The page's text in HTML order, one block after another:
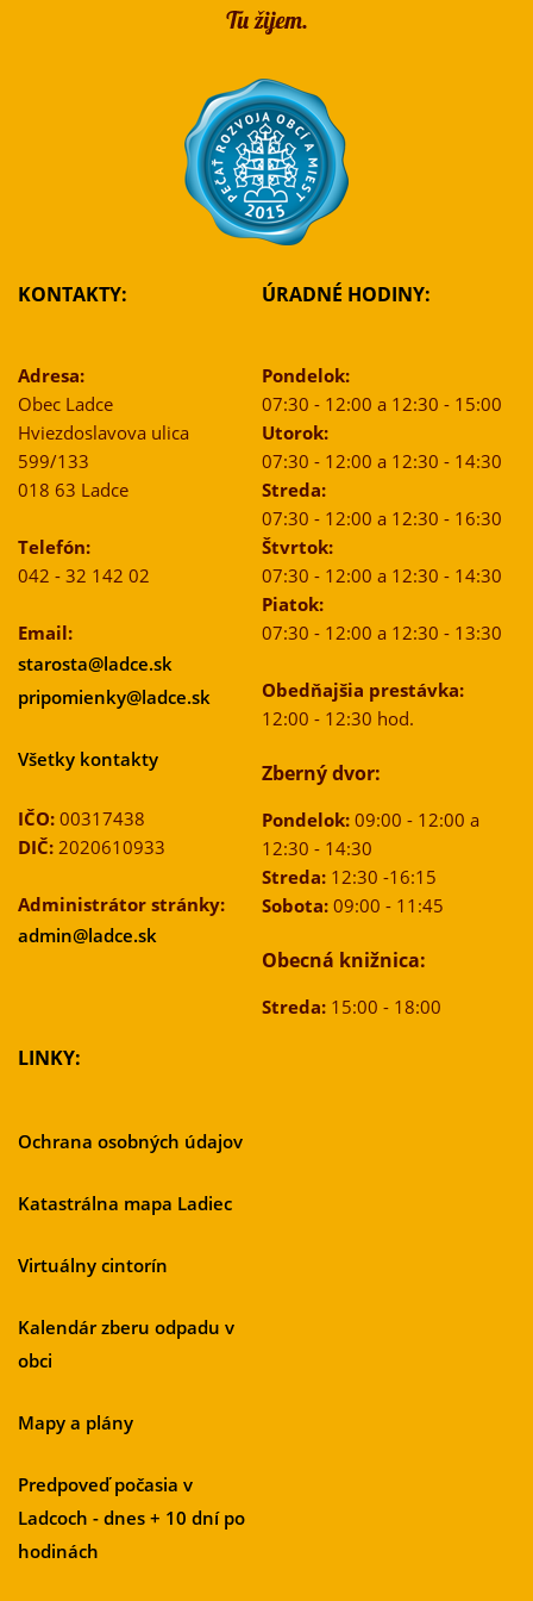
KONTAKTY:
Adresa:
Obec Ladce
Hviezdoslavova ulica
599/133
018 63 Ladce
Telefón:
042 - 32 142 02
Email:
starosta@ladce.sk
pripomienky@ladce.sk
Všetky kontakty
IČO: 00317438
DIČ: 2020610933
Administrátor stránky:
admin@ladce.sk
ÚRADNÉ HODINY:
Pondelok:
07:30 - 12:00 a 12:30 - 15:00
Utorok:
07:30 - 12:00 a 12:30 - 14:30
Streda:
07:30 - 12:00 a 12:30 - 16:30
Štvrtok:
07:30 - 12:00 a 12:30 - 14:30
Piatok:
07:30 - 12:00 a 12:30 - 13:30
Obedňajšia prestávka:
12:00 - 12:30 hod.
Zberný dvor:
Pondelok:09:00 - 12:00 a
12:30 - 14:30
Streda:12:30 -16:15
Sobota:09:00 - 11:45
Obecná knižnica:
Streda:15:00 - 18:00
LINKY:
Ochrana osobných údajov
Katastrálna mapa Ladiec
Virtuálny cintorín
Kalendár zberu odpadu v
obci
Mapy a plány
Predpoveď počasia v
Ladcoch - dnes + 10 dní po
hodinách